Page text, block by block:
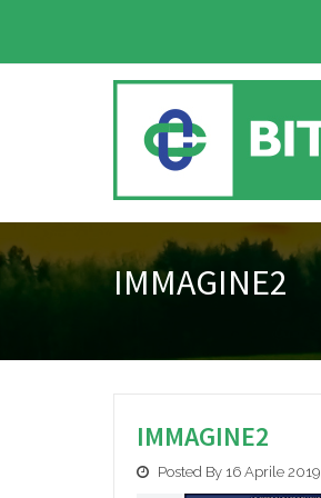
IMMAGINE2
IMMAGINE2
Posted By 16 Aprile 2019